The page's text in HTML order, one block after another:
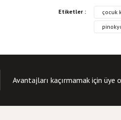
Bu kitabın fiyat bilgisi,
Görüş ve önerileriniz
Kitap bilgilerinde
Kitap fiyatı diğer
Etiketler : çocuk
Avantajları kaçırmamak için üye